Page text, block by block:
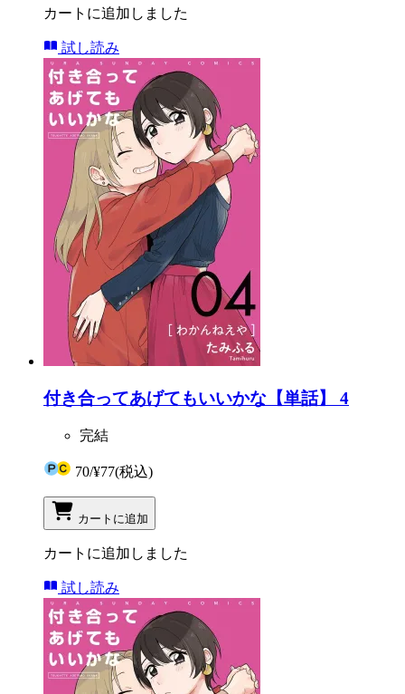
カートに追加しました
試し読み
付き合ってあげてもいいかな【単話】 4
完結
70/¥77(税込)
カートに追加
カートに追加しました
試し読み